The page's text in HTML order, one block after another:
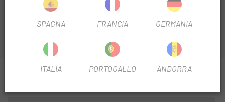
raggiungano la camera d'aria e la forino.
INFORMAZIONI SU FASCIA ANTIFORATURA
SPAGNA FRANCIA GERMANIA
ITALIA PORTOGALLO ANDORRA